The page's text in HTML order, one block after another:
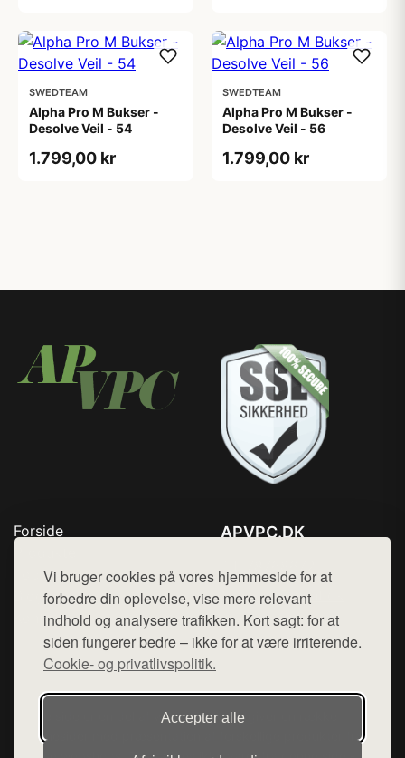
Vi bruger cookies på vores hjemmeside for at
forbedre din oplevelse, vise mere relevant
indhold og analysere trafikken. Kort sagt: for at
siden fungerer bedre – ikke for at være irriterende.
Cookie- og privatlivspolitik.
Accepter alle
SWEDTEAM
Alpha Pro M Bukser -
Desolve Veil - 54
1.799,00 kr
SWEDTEAM
Alpha Pro M Bukser -
Desolve Veil - 56
1.799,00 kr
Forside
Top Rabatter
Blog
Kontakt
APVPC.DK
Mail: hej@want.dk
Cookie- og privatlivspolitik
Denne side er en del af want.dk, der udgiver en række
hjemmesider med præsentation af forskellige produkter fra